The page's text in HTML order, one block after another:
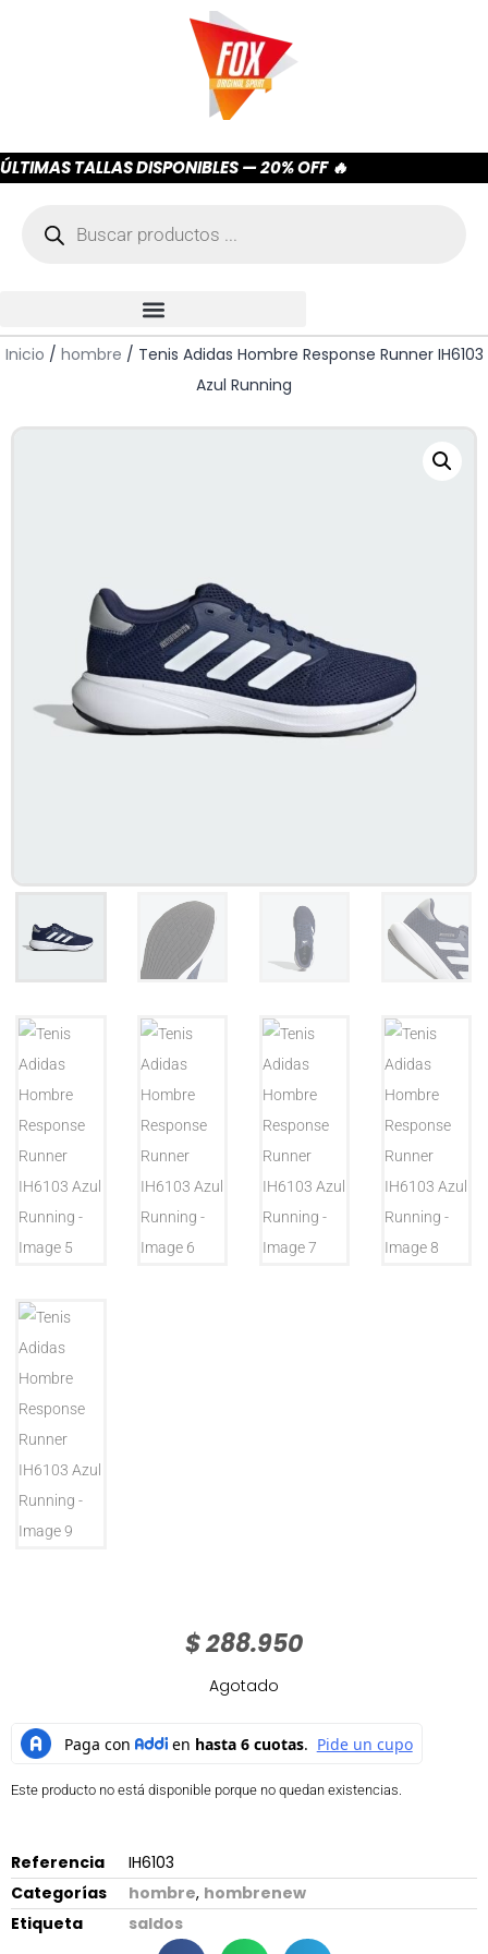
ÚLTIMAS TALLAS DISPONIBLES — 20% OFF 🔥
Inicio / hombre / Tenis Adidas Hombre Response Runner IH6103
Azul Running
$288.950
Agotado
Este producto no está disponible porque no quedan existencias.
Referencia
IH6103
Categorías
hombre, hombrenew
Etiqueta
saldos